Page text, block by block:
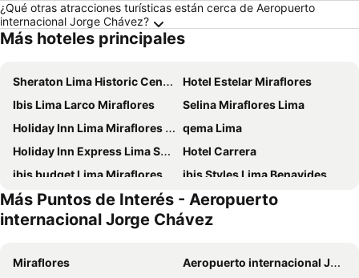
¿Qué otras atracciones turísticas están cerca de Aeropuerto
internacional Jorge Chávez?
Más hoteles principales
Sheraton Lima Historic Center
Hotel Estelar Miraflores
Ibis Lima Larco Miraflores
Selina Miraflores Lima
Holiday Inn Lima Miraflores By Ihg
qema Lima
Holiday Inn Express Lima San Isidro By Ihg
Hotel Carrera
ibis budget Lima Miraflores
ibis Styles Lima Benavides Miraflores
Best Western Plus Urban Larco Hotel
Epiqus Hotel
Hilton Garden Inn Lima Miraflores
ibis Lima Reducto Miraflores
Hotel Candamo
ibis Styles Lima San Isidro
Más Puntos de Interés - Aeropuerto
internacional Jorge Chávez
Miraflores
Aeropuerto internacional Jorge Chávez